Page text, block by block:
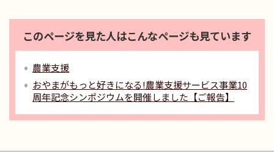
このページを見た人はこんなページも見ています
農業支援
おやまがもっと好きになる!農業支援サービス事業10
周年記念シンポジウムを開催しました【ご報告】